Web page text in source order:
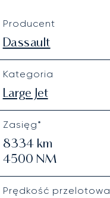
Producent
Dassault
Kategoria
Large Jet
Zasięg*
8334km
4500 NM
Prędkość przelotowa